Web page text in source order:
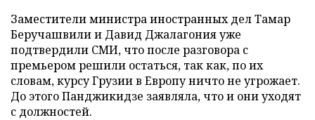
Заместители министра иностранных дел Тамар
Беручашвили и Давид Джалагония уже
подтвердили СМИ, что после разговора с
премьером решили остаться, так как, по их
словам, курсу Грузии в Европу ничто не угрожает.
До этого Панджикидзе заявляла, что и они уходят
с должностей.